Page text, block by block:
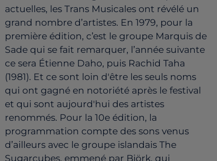
actuelles, les Trans Musicales ont révélé un
grand nombre d’artistes. En 1979, pour la
première édition, c’est le groupe Marquis de
Sade qui se fait remarquer, l’année suivante
ce sera Étienne Daho, puis Rachid Taha
(1981). Et ce sont loin d'être les seuls noms
qui ont gagné en notoriété après le festival
et qui sont aujourd'hui des artistes
renommés. Pour la 10e édition, la
programmation compte des sons venus
d’ailleurs avec le groupe islandais The
Sugarcubes, emmené par Björk, qui